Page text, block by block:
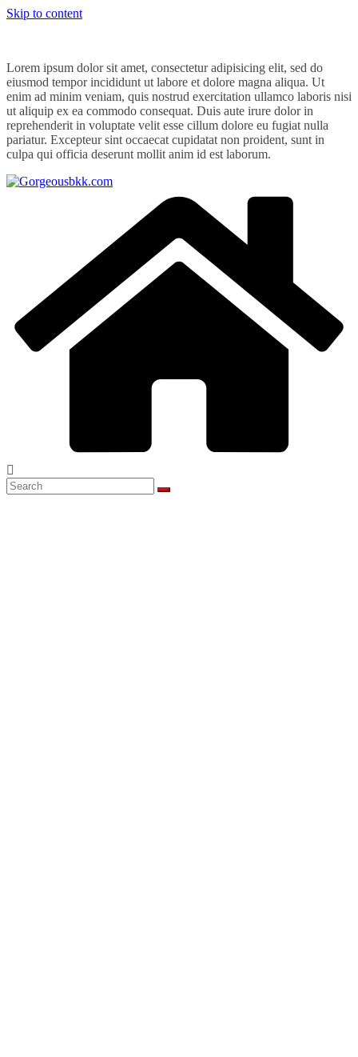
Skip to content
Lorem ipsum dolor sit amet, consectetur adipisicing elit, sed do
eiusmod tempor incididunt ut labore et dolore magna aliqua. Ut
enim ad minim veniam, quis nostrud exercitation ullamco laboris nisi
ut aliquip ex ea commodo consequat. Duis aute irure dolor in
reprehenderit in voluptate velit esse cillum dolore eu fugiat nulla
pariatur. Excepteur sint occaecat cupidatat non proident, sunt in
culpa qui officia deserunt mollit anim id est laborum.